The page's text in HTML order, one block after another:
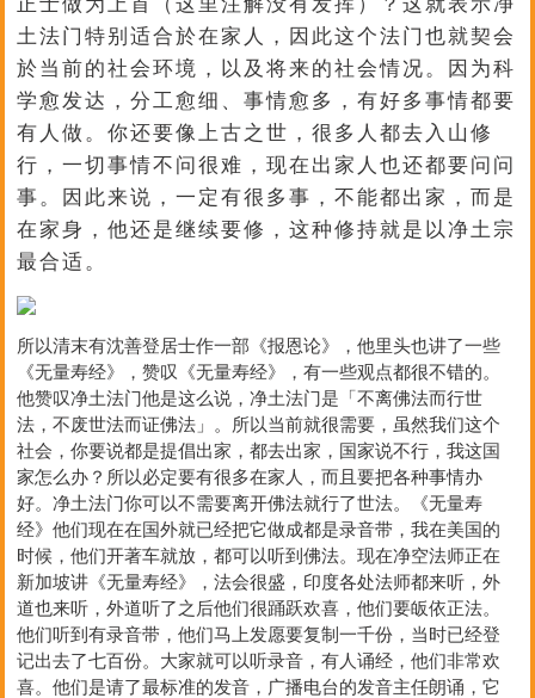
土法门特别适合於在家人，因此这个法门也就契会
於当前的社会环境，以及将来的社会情况。因为科
学愈发达，分工愈细、事情愈多，有好多事情都要
有人做。你还要像上古之世，很多人都去入山修
行，一切事情不问很难，现在出家人也还都要问问
事。因此来说，一定有很多事，不能都出家，而是
在家身，他还是继续要修，这种修持就是以净土宗
最合适。
所以清末有沈善登居士作一部《报恩论》，他里头也讲了一些
《无量寿经》，赞叹《无量寿经》，有一些观点都很不错的。
他赞叹净土法门他是这么说，净土法门是「不离佛法而行世
法，不废世法而证佛法」。所以当前就很需要，虽然我们这个
社会，你要说都是提倡出家，都去出家，国家说不行，我这国
家怎么办？所以必定要有很多在家人，而且要把各种事情办
好。净土法门你可以不需要离开佛法就行了世法。《无量寿
经》他们现在在国外就已经把它做成都是录音带，我在美国的
时候，他们开著车就放，都可以听到佛法。现在净空法师正在
新加坡讲《无量寿经》，法会很盛，印度各处法师都来听，外
道也来听，外道听了之后他们很踊跃欢喜，他们要皈依正法。
他们听到有录音带，他们马上发愿要复制一千份，当时已经登
记出去了七百份。大家就可以听录音，有人诵经，他们非常欢
喜。他们是请了最标准的发音，广播电台的发音主任朗诵，它